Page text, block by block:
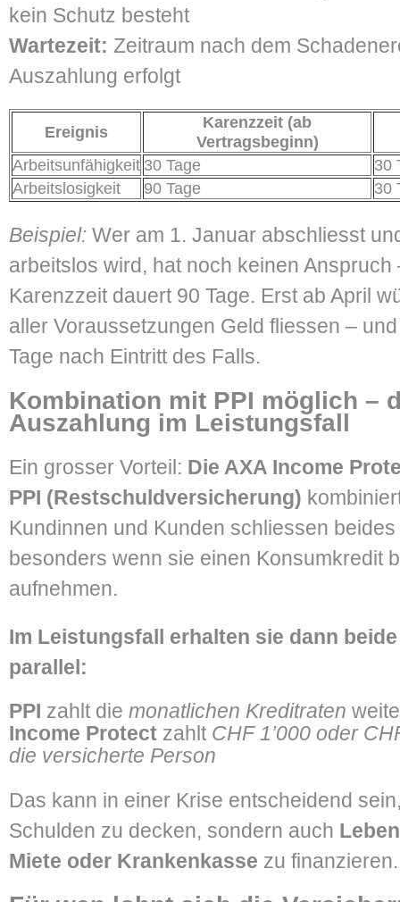
kein Schutz besteht
Wartezeit: Zeitraum nach dem
Auszahlung erfolgt
Ereignis
Karenzzeit (ab
Vertragsbeginn)
Arbeitsunfähigkeit 30 Tage
30
Arbeitslosigkeit
90 Tage 30
Beispiel: Wer am 1. Januar abschliesst
arbeitslos wird, hat noch keinen Anspruch
Karenzzeit dauert 90 Tage. Erst ab April
aller Voraussetzungen Geld fliessen –
Tage nach Eintritt des Falls.
Kombination mit PPI möglich –
Auszahlung im Leistungsfall
Ein grosser Vorteil: Die AXA Income
PPI (Restschuldversicherung)
Kundinnen und Kunden schliessen
besonders wenn sie einen Konsumkredit
aufnehmen.
Im Leistungsfall erhalten sie dann
parallel:
PPI zahlt die monatlichen Kreditraten
Income Protect zahlt CHF 1’000 oder
die versicherte Person
Das kann in einer Krise entscheidend
Schulden zu decken, sondern auch
Miete oder Krankenkasse zu finanzieren.